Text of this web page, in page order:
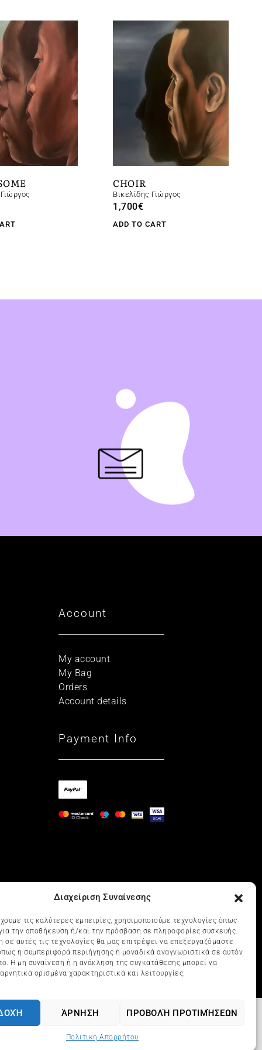
Διαχείριση Συναίνεσης
τις καλύτερες εμπειρίες, χρησιμοποιούμε τεχνολογίες όπως
την αποθήκευση ή/και την πρόσβαση σε πληροφορίες συσκευής.
σε αυτές τις τεχνολογίες θα μας επιτρέψει να επεξεργαζόμαστε
η συμπεριφορά περιήγησης ή μοναδικά αναγνωριστικά σε αυτόν
Η μη συναίνεση ή η ανάκληση της συγκατάθεσης μπορεί να
ορισμένα χαρακτηριστικά και λειτουργίες.
ΆΡΝΗΣΗ ΠΡΟΒΟΛΉ ΠΡΟΤΙΜΉΣΕΩΝ
Πολιτική Απορρήτου
CHOIR
Βικελίδης Γιώργος
1,700€
ADD TO CART
Account
My account
My Bag
Orders
Account details
Payment Info